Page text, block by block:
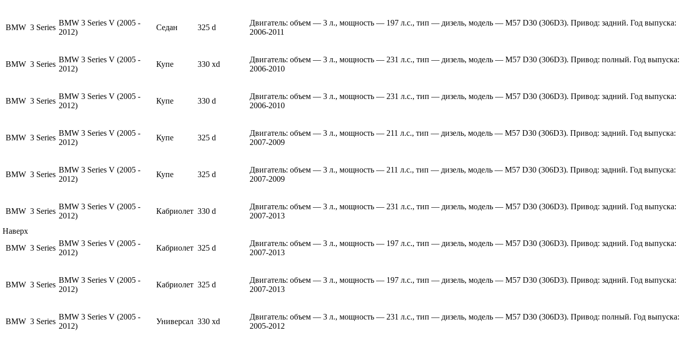
BMW 3 Series
BMW 3 Series V (2005 -
2012)
Седан 325 d
Двигатель: объем — 3 л., мощность — 197 л.с., тип — дизель, модель — M57 D30 (306D3). Привод: задний. Год выпуска:
2006-2011
BMW 3 Series
BMW 3 Series V (2005 -
2012)
Купе 330 xd
Двигатель: объем — 3 л., мощность — 231 л.с., тип — дизель, модель — M57 D30 (306D3). Привод: полный. Год выпуска:
2006-2010
BMW 3 Series
BMW 3 Series V (2005 -
2012)
Купе 330 d
Двигатель: объем — 3 л., мощность — 231 л.с., тип — дизель, модель — M57 D30 (306D3). Привод: задний. Год выпуска:
2006-2010
BMW 3 Series
BMW 3 Series V (2005 -
2012)
Купе 325 d
Двигатель: объем — 3 л., мощность — 211 л.с., тип — дизель, модель — M57 D30 (306D3). Привод: задний. Год выпуска:
2007-2009
BMW 3 Series
BMW 3 Series V (2005 -
2012)
Купе 325 d
Двигатель: объем — 3 л., мощность — 211 л.с., тип — дизель, модель — M57 D30 (306D3). Привод: задний. Год выпуска:
2007-2009
BMW 3 Series
BMW 3 Series V (2005 -
2012)
Кабриолет 330 d
Двигатель: объем — 3 л., мощность — 231 л.с., тип — дизель, модель — M57 D30 (306D3). Привод: задний. Год выпуска:
2007-2013
BMW 3 Series
BMW 3 Series V (2005 -
2012)
Кабриолет 325 d
Двигатель: объем — 3 л., мощность — 197 л.с., тип — дизель, модель — M57 D30 (306D3). Привод: задний. Год выпуска:
2007-2013
BMW 3 Series
BMW 3 Series V (2005 -
2012)
Кабриолет 325 d
Двигатель: объем — 3 л., мощность — 197 л.с., тип — дизель, модель — M57 D30 (306D3). Привод: задний. Год выпуска:
2007-2013
BMW 3 Series
BMW 3 Series V (2005 -
2012)
Универсал 330 xd
Двигатель: объем — 3 л., мощность — 231 л.с., тип — дизель, модель — M57 D30 (306D3). Привод: полный. Год выпуска:
2005-2012
Наверх